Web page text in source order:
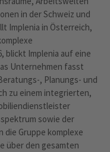
in der Schweiz und
Implenia in Österreich,
blickt Implenia auf eine
Unternehmen fasst
, Planungs- und
zu einem integrierten,
sowie der
die Gruppe komplexe
über den gesamten